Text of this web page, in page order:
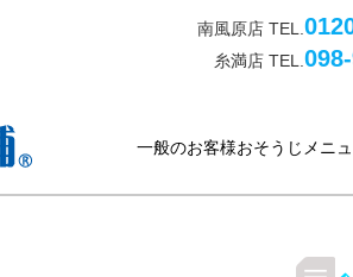
南風原店 TEL.
糸満店 TEL.
一般のお客様おそうじメニ